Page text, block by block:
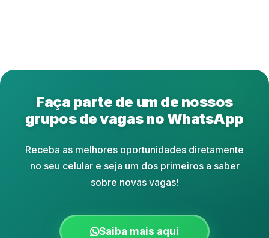
Faça parte de um de nossos
grupos de vagas no WhatsApp
Receba as melhores oportunidades diretamente
no seu celular e seja um dos primeiros a saber
sobre novas vagas!
Saiba mais aqui